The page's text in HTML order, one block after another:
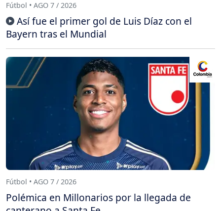
Fútbol • AGO 7 / 2026
Así fue el primer gol de Luis Díaz con el
Bayern tras el Mundial
Fútbol • AGO 7 / 2026
Polémica en Millonarios por la llegada de